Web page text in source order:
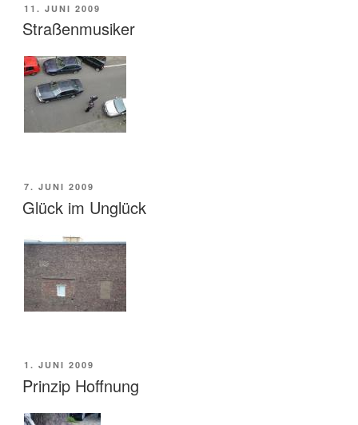
VERÖFFENTLICHT
AM
11. JUNI 2009
Straßenmusiker
VERÖFFENTLICHT
AM
7. JUNI 2009
Glück im Unglück
VERÖFFENTLICHT
AM
1. JUNI 2009
Prinzip Hoffnung